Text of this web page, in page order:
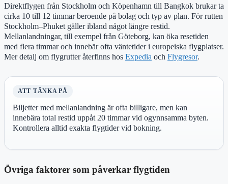
Direktflygen från Stockholm och Köpenhamn till Bangkok brukar ta
cirka 10 till 12 timmar beroende på bolag och typ av plan. För rutten
Stockholm–Phuket gäller ibland något längre restid.
Mellanlandningar, till exempel från Göteborg, kan öka resetiden
med flera timmar och innebär ofta väntetider i europeiska flygplatser.
Mer detalj om flygrutter återfinns hos Expedia och Flygresor.
ATT TÄNKA PÅ
Biljetter med mellanlandning är ofta billigare, men kan
innebära total restid uppåt 20 timmar vid ogynnsamma byten.
Kontrollera alltid exakta flygtider vid bokning.
Övriga faktorer som påverkar flygtiden